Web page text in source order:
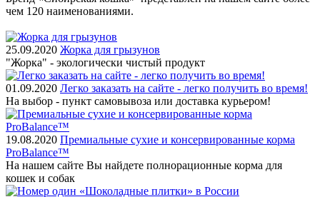
чем 120 наименованиями.
25.09.2020 Жорка для грызунов
"Жорка" - экологически чистый продукт
01.09.2020 Легко заказать на сайте - легко получить во время!
На выбор - пункт самовывоза или доставка курьером!
19.08.2020 Премиальные сухие и консервированные корма
ProBalance™
На нашем сайте Вы найдете полнорационные корма для
кошек и собак